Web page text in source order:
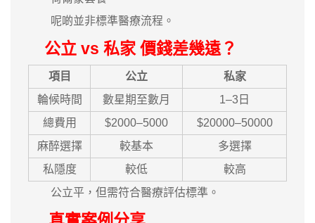
呢啲並非標準醫療流程。
公立 vs 私家 價錢差幾遠？
項目 公立
私家
輪候時間
數星期至數月
1–3日
總費用
$2000–5000
$20000–50000
麻醉選擇
較基本
多選擇
私隱度
較低
較高
公立平，但需符合醫療評估標準。